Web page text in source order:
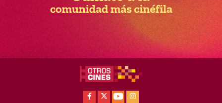
Facebook
X YoutubeInstagram